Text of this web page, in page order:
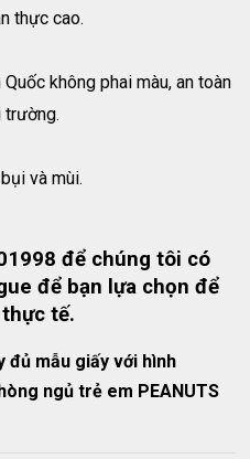
thực cao.
không phai màu, an toàn
trường.
và mùi.
để chúng tôi có
để bạn lựa chọn để
tế.
đủ mẫu giấy với hình
ngủ trẻ em PEANUTS